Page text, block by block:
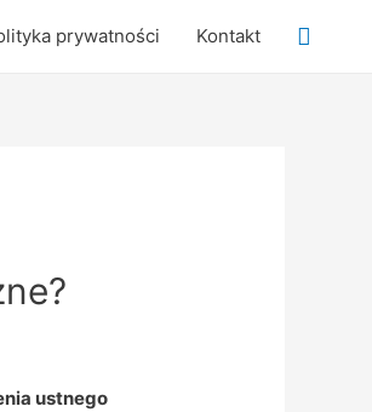
prywatności Kontakt Search
ustnego